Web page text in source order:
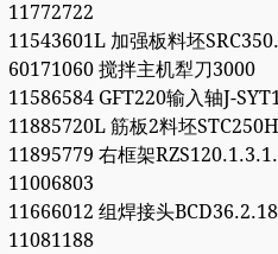
11772722
11543601L 加强板料坯
60171060 搅拌主机犁刀3000
11586584 GFT220输入轴J-
11885720L 筋板2料坯
11895779 右框架
11006803
11666012 组焊接头
11081188